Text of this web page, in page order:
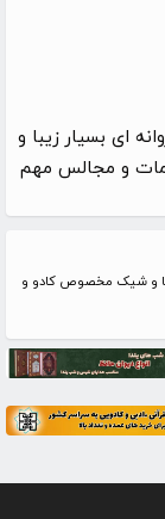
ای بسیار زیبا و
و مجالس مهم
و شیک مخصوص کادو و